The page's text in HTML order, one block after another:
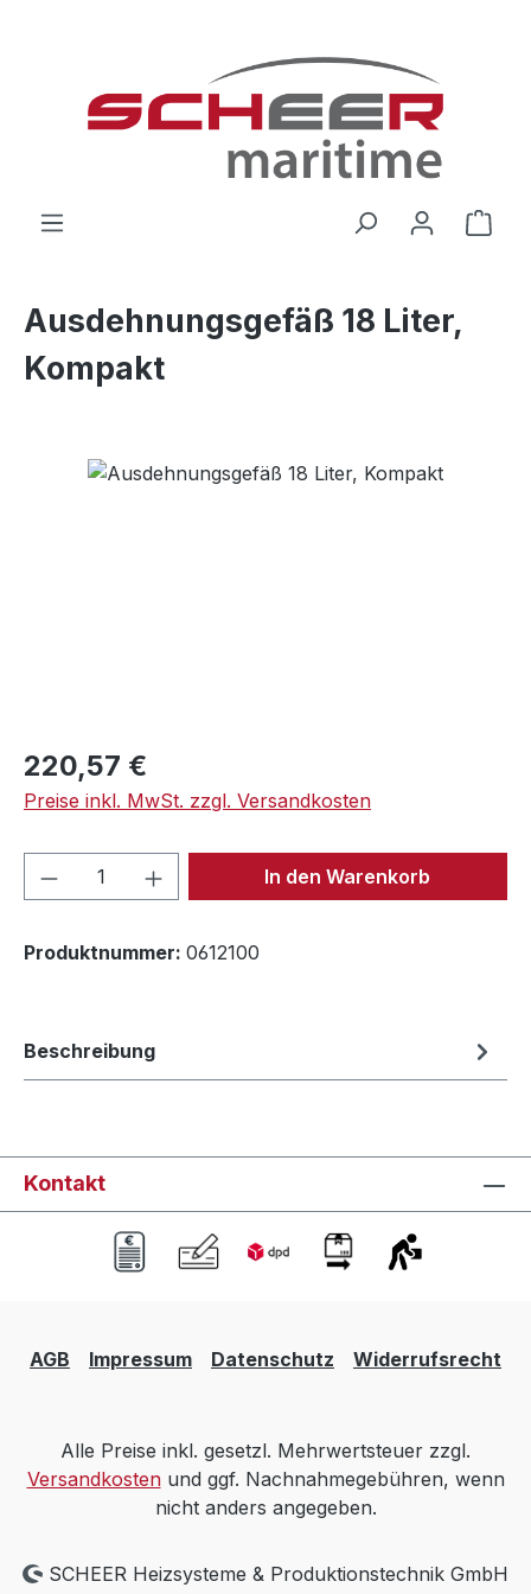
Ausdehnungsgefäß 18 Liter,
Kompakt
Bildergalerie überspringen
Regulärer Preis:
220,57 €
Preise inkl. MwSt. zzgl. Versandkosten
Produkt Anzahl: Gib denIn den Warenkorb
Produktnummer: 0612100
Beschreibung
Kontakt
AGB Impressum Datenschutz Widerrufsrecht
Alle Preise inkl. gesetzl. Mehrwertsteuer zzgl.
Versandkostenund ggf. Nachnahmegebühren, wenn
nicht anders angegeben.
SCHEER Heizsysteme & Produktionstechnik GmbH